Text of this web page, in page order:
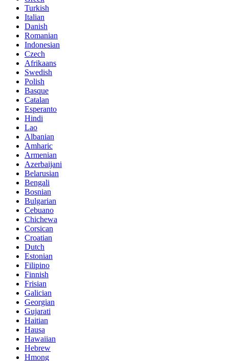
Turkish
Italian
Danish
Romanian
Indonesian
Czech
Afrikaans
Swedish
Polish
Basque
Catalan
Esperanto
Hindi
Lao
Albanian
Amharic
Armenian
Azerbaijani
Belarusian
Bengali
Bosnian
Bulgarian
Cebuano
Chichewa
Corsican
Croatian
Dutch
Estonian
Filipino
Finnish
Frisian
Galician
Georgian
Gujarati
Haitian
Hausa
Hawaiian
Hebrew
Hmong